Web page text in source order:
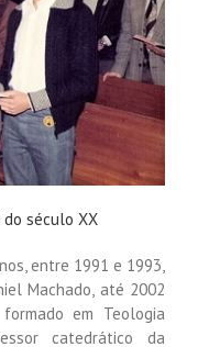
século XX
entre 1991 e 1993,
Machado, até 2002
em Teologia
catedrático da